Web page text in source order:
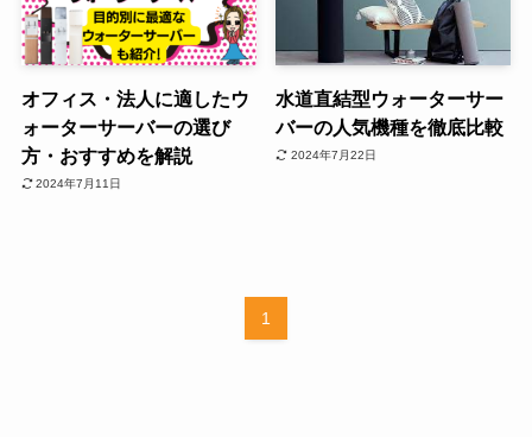
オフィス・法人に適したウ
ォーターサーバーの選び
方・おすすめを解説
2024年7月11日
水道直結型ウォーターサー
バーの人気機種を徹底比較
2024年7月22日
1